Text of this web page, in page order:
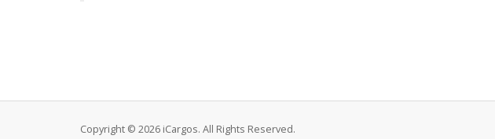
Copyright © 2026 iCargos. All Rights Reserved.